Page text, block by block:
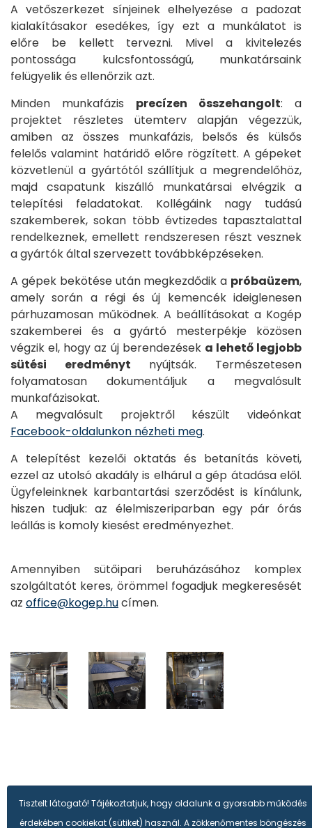
Tisztelt látogató! Tájékoztatjuk, hogy oldalunk a gyorsabb működés
érdekében cookiekat (sütiket) használ. A zökkenőmentes böngészés
A vetőszerkezet sínjeinek elhelyezése a padozat
kialakításakor esedékes, így ezt a munkálatot is
előre be kellett tervezni. Mivel a kivitelezés
pontossága kulcsfontosságú, munkatársaink
felügyelik és ellenőrzik azt.
Minden munkafázis precízen összehangolt: a
projektet részletes ütemterv alapján végezzük,
amiben az összes munkafázis, belsős és külsős
felelős valamint határidő előre rögzített. A gépeket
közvetlenül a gyártótól szállítjuk a megrendelőhöz,
majd csapatunk kiszálló munkatársai elvégzik a
telepítési feladatokat. Kollégáink nagy tudású
szakemberek, sokan több évtizedes tapasztalattal
rendelkeznek, emellett rendszeresen részt vesznek
a gyártók által szervezett továbbképzéseken.
A gépek bekötése után megkezdődik a próbaüzem,
amely során a régi és új kemencék ideiglenesen
párhuzamosan működnek. A beállításokat a Kogép
szakemberei és a gyártó mesterpékje közösen
végzik el, hogy az új berendezések a lehető legjobb
sütési eredményt nyújtsák. Természetesen
folyamatosan dokumentáljuk a megvalósult
munkafázisokat.
A megvalósult projektről készült videónkat
Facebook-oldalunkon nézheti meg.
A telepítést kezelői oktatás és betanítás követi,
ezzel az utolsó akadály is elhárul a gép átadása elől.
Ügyfeleinknek karbantartási szerződést is kínálunk,
hiszen tudjuk: az élelmiszeriparban egy pár órás
leállás is komoly kiesést eredményezhet.
Amennyiben sütőipari beruházásához komplex
szolgáltatót keres, örömmel fogadjuk megkeresését
az office@kogep.hucímen.